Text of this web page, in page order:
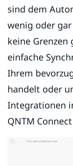
sind dem
wenig oder
keine Grenzen
einfache
Ihrem
handelt oder
Integrationen
QNTM